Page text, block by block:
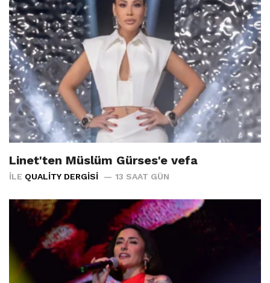
Linet'ten Müslüm Gürses'e vefa
İLE QUALITY DERGISI 13 SAAT GÜN